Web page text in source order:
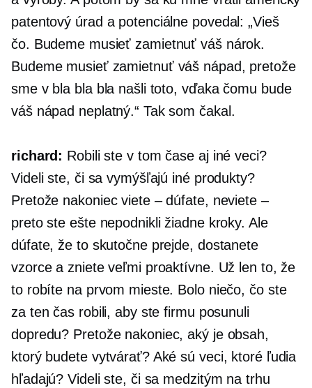
patentový úrad a potenciálne povedal: „Vieš
čo. Budeme musieť zamietnuť váš nárok.
Budeme musieť zamietnuť váš nápad, pretože
sme v bla bla bla našli toto, vďaka čomu bude
váš nápad neplatný.“ Tak som čakal.
richard: Robili ste v tom čase aj iné veci?
Videli ste, či sa vymýšľajú iné produkty?
Pretože nakoniec viete – dúfate, neviete –
preto ste ešte nepodnikli žiadne kroky. Ale
dúfate, že to skutočne prejde, dostanete
vzorce a zniete veľmi proaktívne. Už len to, že
to robíte na prvom mieste. Bolo niečo, čo ste
za ten čas robili, aby ste firmu posunuli
dopredu? Pretože nakoniec, aký je obsah,
ktorý budete vytvárať? Aké sú veci, ktoré ľudia
hľadajú? Videli ste, či sa medzitým na trhu